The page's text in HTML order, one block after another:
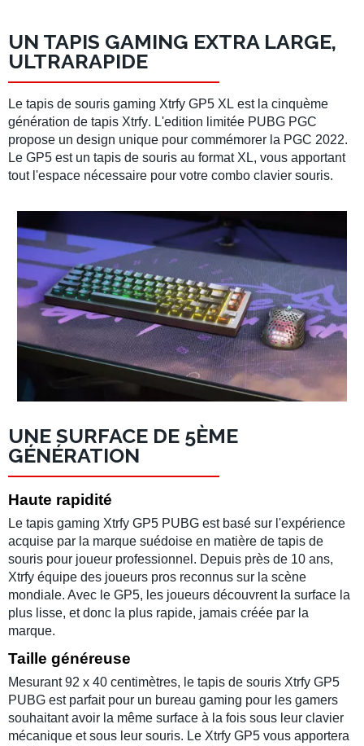
UN TAPIS GAMING EXTRA LARGE,
ULTRARAPIDE
Le tapis de souris gaming Xtrfy GP5 XL est la cinquème
génération de tapis Xtrfy. L'edition limitée PUBG PGC
propose un design unique pour commémorer la PGC 2022.
Le GP5 est un tapis de souris au format XL, vous apportant
tout l'espace nécessaire pour votre combo clavier souris.
UNE SURFACE DE 5ÈME
GÉNÉRATION
Haute rapidité
Le tapis gaming Xtrfy GP5 PUBG est basé sur l'expérience
acquise par la marque suédoise en matière de tapis de
souris pour joueur professionnel . Depuis près de 10 ans,
Xtrfy équipe des joueurs pros reconnus sur la scène
mondiale. Avec le GP5, les joueurs découvrent la surface la
plus lisse, et donc la plus rapide, jamais créée par la
marque.
Taille généreuse
Mesurant 92 x 40 centimètres, le tapis de souris Xtrfy GP5
PUBG est parfait pour un bureau gaming pour les gamers
souhaitant avoir la même surface à la fois sous leur clavier
mécanique et sous leur souris. Le Xtrfy GP5 vous apportera